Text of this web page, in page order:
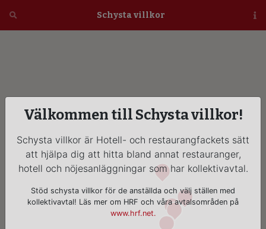
Schysta villkor
Välkommen till Schysta villkor!
Schysta villkor är Hotell- och restaurangfackets sätt
att hjälpa dig att hitta bland annat restauranger,
hotell och nöjesanläggningar som har kollektivavtal.
Stöd schysta villkor för de anställda och välj ställen med
kollektivavtal! Läs mer om HRF och våra avtalsområden på
www.hrf.net.